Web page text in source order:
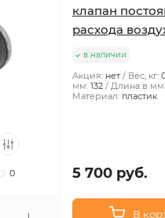
0
клапан
расхода
в наличии
Акция: нет Вес, кг:
мм: 132 Длина в мм:
Материал: пластик
5 700 руб.
В